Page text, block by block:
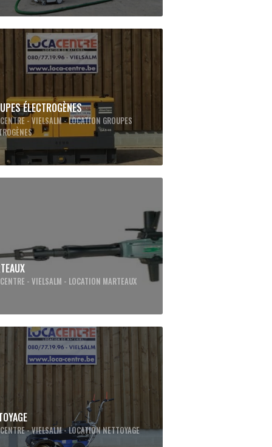
ÉLECTROGÈNES
- VIELSALM - LOCATION GROUPES
- VIELSALM - LOCATION MARTEAUX
- VIELSALM - LOCATION NETTOYAGE